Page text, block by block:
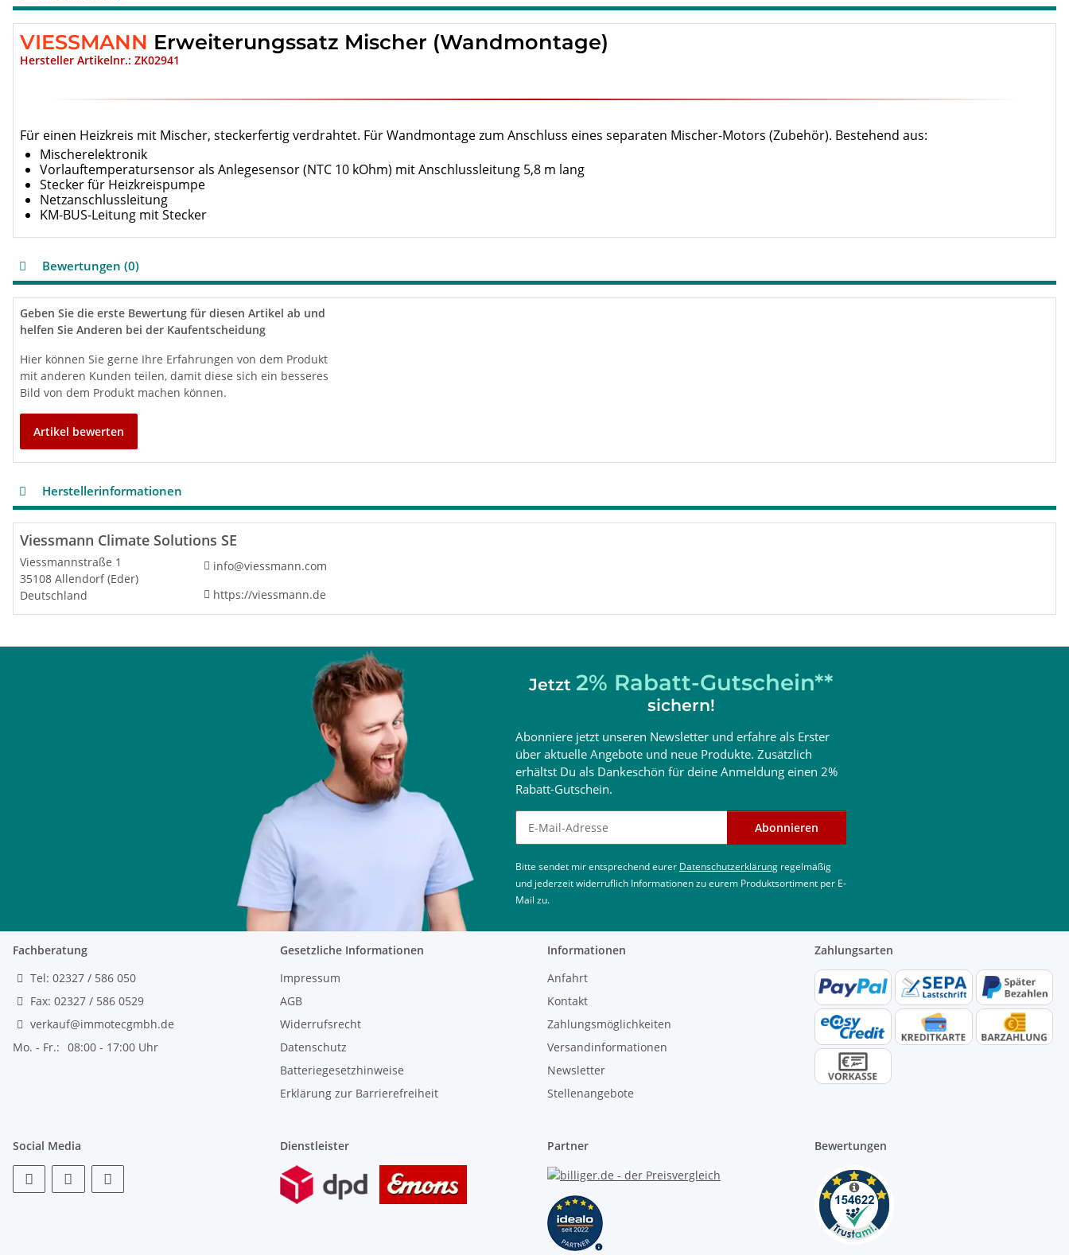
VIESSMANN Erweiterungssatz Mischer (Wandmontage)
Hersteller Artikelnr.: ZK02941
Für einen Heizkreis mit Mischer, steckerfertig verdrahtet. Für Wandmontage zum Anschluss eines separaten Mischer-Motors (Zubehör). Bestehend aus:
Mischerelektronik
Vorlauftemperatursensor als Anlegesensor (NTC 10 kOhm) mit Anschlussleitung 5,8 m lang
Stecker für Heizkreispumpe
Netzanschlussleitung
KM-BUS-Leitung mit Stecker
Bewertungen (0)
Geben Sie die erste Bewertung für diesen Artikel ab und
helfen Sie Anderen bei der Kaufentscheidung
Hier können Sie gerne Ihre Erfahrungen von dem Produkt
mit anderen Kunden teilen, damit diese sich ein besseres
Bild von dem Produkt machen können.
Artikel bewerten
Herstellerinformationen
Viessmann Climate Solutions SE
Viessmannstraße 1
35108 Allendorf (Eder)
Deutschland
info@viessmann.com
https://viessmann.de
Jetzt 2% Rabatt-Gutschein**
sichern!
Abonniere jetzt unseren Newsletter und erfahre als Erster
über aktuelle Angebote und neue Produkte. Zusätzlich
erhältst Du als Dankeschön für deine Anmeldung einen 2%
Rabatt-Gutschein.
Newsletter abonnieren Abonnieren
Bitte sendet mir entsprechend eurer Datenschutzerklärung regelmäßig
und jederzeit widerruflich Informationen zu eurem Produktsortiment per E-
Mail zu.
Fachberatung
Tel: 02327 / 586 050
Fax: 02327 / 586 0529
verkauf@immotecgmbh.de
Mo. - Fr.: 08:00 - 17:00 Uhr
Gesetzliche Informationen
Impressum
AGB
Widerrufsrecht
Datenschutz
Batteriegesetzhinweise
Erklärung zur Barrierefreiheit
Informationen
Anfahrt
Kontakt
Zahlungsmöglichkeiten
Versandinformationen
Newsletter
Stellenangebote
Zahlungsarten
Social Media Dienstleister Partner Bewertungen